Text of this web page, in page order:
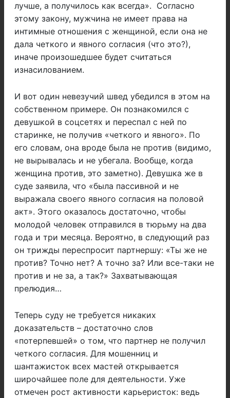
лучше, а получилось как всегда». Согласно
этому закону, мужчина не имеет права на
интимные отношения с женщиной, если она не
дала четкого и явного согласия (что это?),
иначе произошедшее будет считаться
изнасилованием.
И вот один невезучий швед убедился в этом на
собственном примере. Он познакомился с
девушкой в ​​соцсетях и переспал с ней по
старинке, не получив «четкого и явного». По
его словам, она вроде была не против (видимо,
не вырывалась и не убегала. Вообще, когда
женщина против, это заметно). Девушка же в
суде заявила, что «была пассивной и не
выражала своего явного согласия на половой
акт». Этого оказалось достаточно, чтобы
молодой человек отправился в тюрьму на два
года и три месяца. Вероятно, в следующий раз
он трижды переспросит партнершу: «Ты же не
против? Точно нет? А точно за? Или все-таки не
против и не за, а так?» Захватывающая
прелюдия…
Теперь суду не требуется никаких
доказательств – достаточно слов
«потерпевшей» о том, что партнер не получил
четкого согласия. Для мошенниц и
шантажисток всех мастей открывается
широчайшее поле для деятельности. Уже
отмечен рост активности карьеристок: ведь